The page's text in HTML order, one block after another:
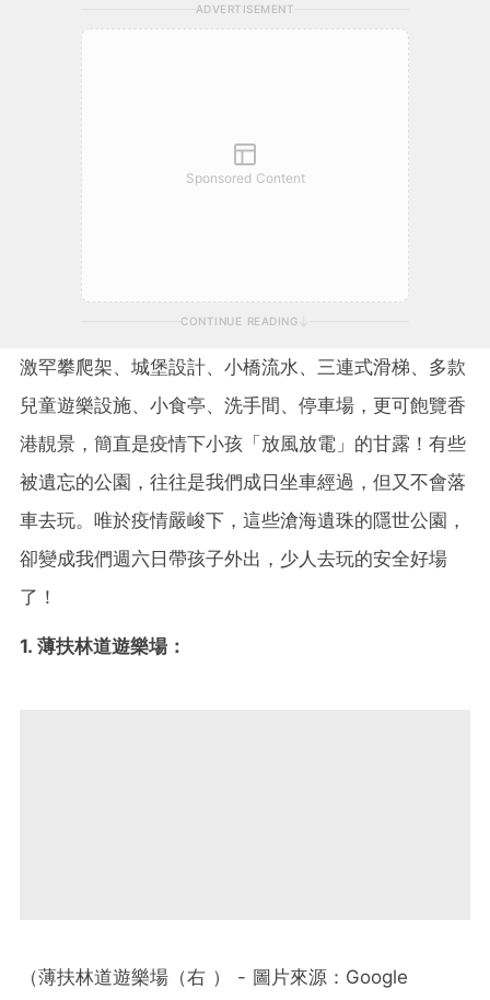
家的「熱鬧」聲中，尋找心中的片刻安寧。 FB 專頁: 曾媽三寶 //
Blog: TsangMama3b.blogspot.com // Email:tsang.mama@ya
hoo.com
ADVERTISEMENT
Sponsored Content
CONTINUE READING
激罕攀爬架、城堡設計、小橋流水、三連式滑梯、多款
兒童遊樂設施、小食亭、洗手間、停車場，更可飽覽香
港靚景，簡直是疫情下小孩「放風放電」的甘露！有些
被遺忘的公園，往往是我們成日坐車經過，但又不會落
車去玩。唯於疫情嚴峻下，這些滄海遺珠的隱世公園，
卻變成我們週六日帶孩子外出，少人去玩的安全好場
了！
1. 薄扶林道遊樂場：
（薄扶林道遊樂場（右 ） - 圖片來源：Google